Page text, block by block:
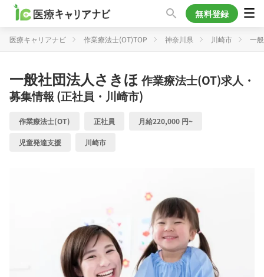
無料登録
医療キャリアナビ 作業療法士(OT)TOP 神奈川県 川崎市 一
一般社団法人さきほ作業療法士(OT)求人・
募集情報 (正社員・川崎市)
作業療法士(OT) 正社員 月給220,000 円~
児童発達支援 川崎市